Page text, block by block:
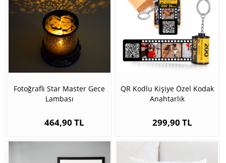
Fotoğraflı Star Master Gece
Lambası
464,90 TL
QR Kodlu Kişiye Özel Kodak
Anahtarlık
299,90 TL